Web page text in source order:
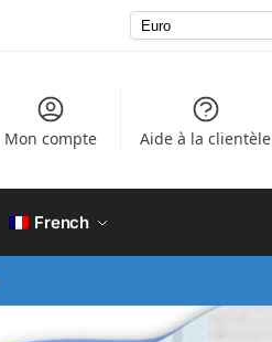
Mon compte Aide à la clientèle
French